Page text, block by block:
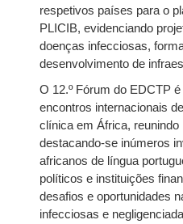
respetivos países para o
PLICIB, evidenciando
doenças infecciosas,
desenvolvimento de
O 12.º Fórum do EDCTP
encontros internacionais
clínica em África, reunindo
destacando-se inúmeros
africanos de língua
políticos e instituições
desafios e oportunidades
infecciosas e